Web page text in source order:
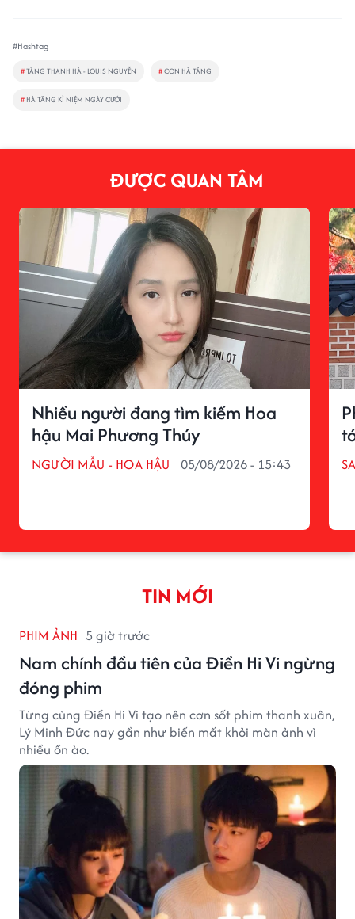
#Hashtag
#TĂNG THANH HÀ - LOUIS NGUYỄN #CON HÀ TĂNG
# HÀ TĂNG KỈ NIỆM NGÀY CƯỚI
ĐƯỢC QUAN TÂM
Nhiều người đang tìm kiếm Hoa
hậu Mai Phương Thúy
NGƯỜI MẪU - HOA HẬU 05/08/2026 - 15:43
TIN MỚI
PHIM ẢNH 5 giờ trước
Nam chính đầu tiên của Điền Hi Vi ngừng
đóng phim
Từng cùng Điền Hi Vi tạo nên cơn sốt phim thanh xuân,
Lý Minh Đức nay gần như biến mất khỏi màn ảnh vì
nhiều ồn ào.